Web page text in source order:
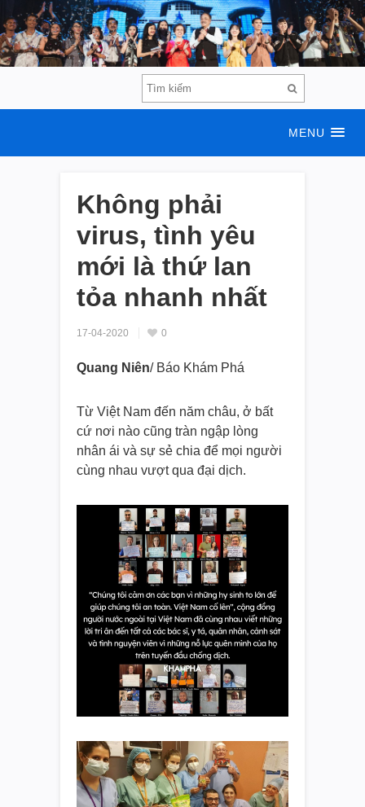
MENU
Không phải
virus, tình yêu
mới là thứ lan
tỏa nhanh nhất
17-04-2020 0
Quang Niên/ Báo Khám Phá
Từ Việt Nam đến năm châu, ở bất
cứ nơi nào cũng tràn ngập lòng
nhân ái và sự sẻ chia để mọi người
cùng nhau vượt qua đại dịch.